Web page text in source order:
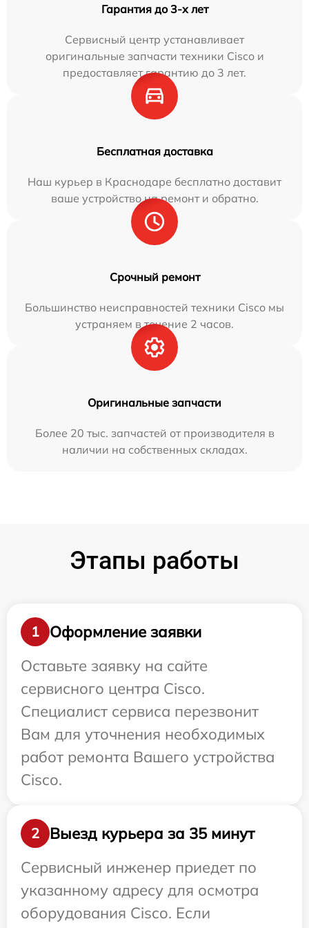
Гарантия до 3-х лет
Сервисный центр устанавливает
оригинальные запчасти техники Cisco и
предоставляет гарантию до 3 лет.
Бесплатная доставка
Наш курьер в Краснодаре бесплатно доставит
ваше устройство на ремонт и обратно.
Срочный ремонт
Большинство неисправностей техники Cisco мы
устраняем в течение 2 часов.
Оригинальные запчасти
Более 20 тыс. запчастей от производителя в
наличии на собственных складах.
Этапы работы
1
Оформление заявки
Оставьте заявку на сайте
сервисного центра Cisco.
Специалист сервиса перезвонит
Вам для уточнения необходимых
работ ремонта Вашего устройства
Cisco.
2
Выезд курьера за 35 минут
Сервисный инженер приедет по
указанному адресу для осмотра
оборудования Cisco. Если